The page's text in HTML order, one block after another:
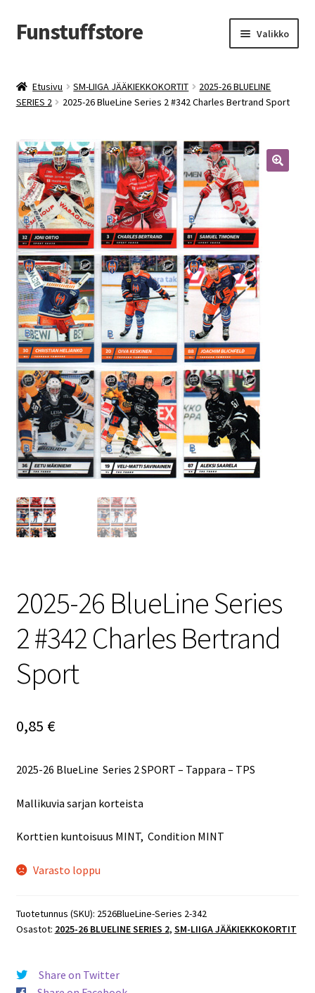
Siirry
navigointiin
Siirry
sisältöön
Funstuffstore Valikko
Etusivu SM-LIIGA JÄÄKIEKKOKORTIT
2025-26 BLUELINE
SERIES 2
2025-26 BlueLine Series 2 #342 Charles Bertrand Sport
2025-26 BlueLine Series
2 #342 Charles Bertrand
Sport
0,85 €
2025-26 BlueLine Series 2 SPORT – Tappara – TPS
Mallikuvia sarjan korteista
Korttien kuntoisuus MINT, Condition MINT
Varasto loppu
Tuotetunnus (SKU): 2526BlueLine-Series 2-342
Osastot: 2025-26 BLUELINE SERIES 2, SM-LIIGA JÄÄKIEKKOKORTIT
Share on Twitter